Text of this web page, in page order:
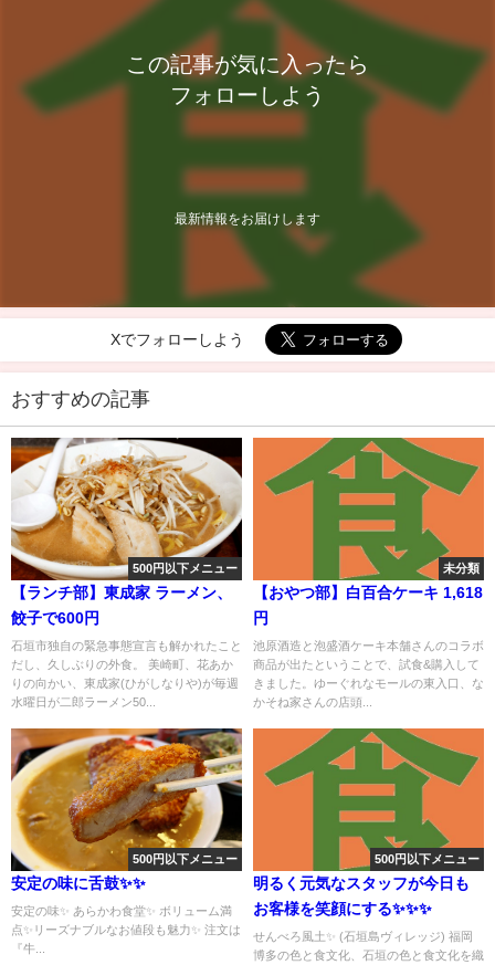
この記事が気に入ったら
フォローしよう
最新情報をお届けします
Xでフォローしよう
おすすめの記事
500円以下メニュー
【ランチ部】東成家 ラーメン、
餃子で600円
石垣市独自の緊急事態宣言も解かれたこと
だし、久しぶりの外食。 美崎町、花あか
りの向かい、東成家(ひがしなりや)が毎週
水曜日が二郎ラーメン50...
未分類
【おやつ部】白百合ケーキ 1,618
円
池原酒造と泡盛酒ケーキ本舗さんのコラボ
商品が出たということで、試食&購入して
きました。ゆーぐれなモールの東入口、な
かそね家さんの店頭...
500円以下メニュー
安定の味に舌鼓✨✨
安定の味✨ あらかわ食堂✨ ボリューム満
点✨リーズナブルなお値段も魅力✨ 注文は
『牛...
500円以下メニュー
明るく元気なスタッフが今日も
お客様を笑顔にする✨✨✨
せんべろ風土✨ (石垣島ヴィレッジ) 福岡
博多の色と食文化、石垣の色と食文化を織